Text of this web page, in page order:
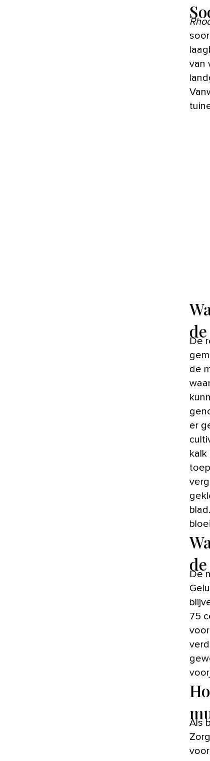
van
de
De
de
er
de
De
75
Als